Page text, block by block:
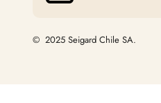
© 2025 Seigard Chile SA.